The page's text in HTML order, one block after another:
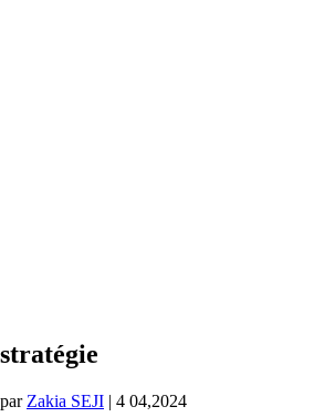
stratégie
par Zakia SEJI | 4 04,2024